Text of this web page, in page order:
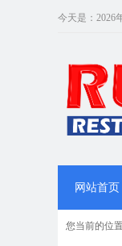
今天是：2026
网站首页
您当前的位置